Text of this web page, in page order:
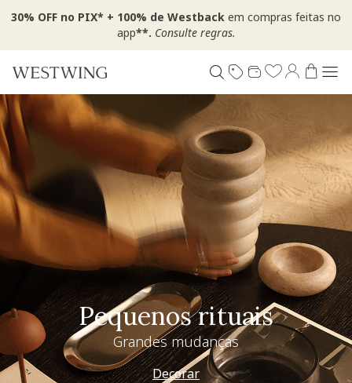
30% OFF no PIX* + 100% de Westback em compras feitas no
app**. Consulte regras.
Pequenos rituais
Grandes mudanças
Decorar